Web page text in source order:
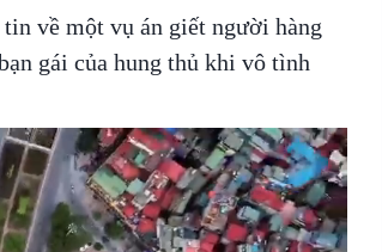
về một vụ án giết người hàng
gái của hung thủ khi vô tình